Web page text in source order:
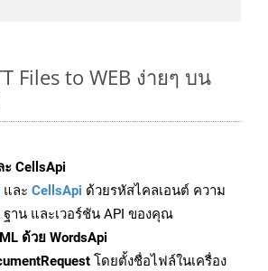
Files to WEB ง่ายๆ บน
CellsApi
และ CellsApi ด้วยรหัสไคลเอนต์ ความ
ฐาน และเวอร์ชัน API ของคุณ
ด้วย WordsApi
โดยตั้งชื่อไฟล์ในเครื่อง